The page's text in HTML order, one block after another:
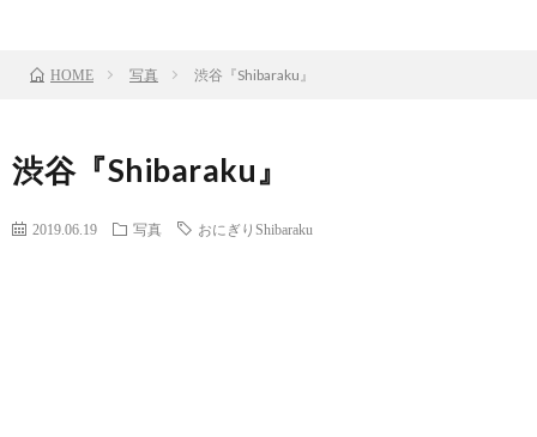
HOME 写真 渋谷『Shibaraku』
渋谷『Shibaraku』
2019.06.19 写真 おにぎりShibaraku